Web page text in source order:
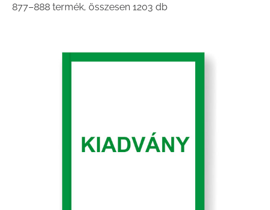
877–888 termék, összesen 1203 dbSorted